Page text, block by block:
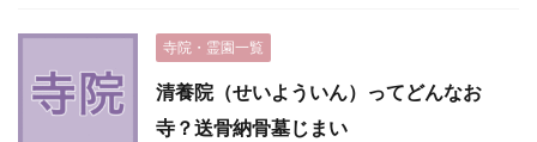
寺院・霊園一覧
清養院（せいよういん）ってどんなお
寺？送骨納骨墓じまい